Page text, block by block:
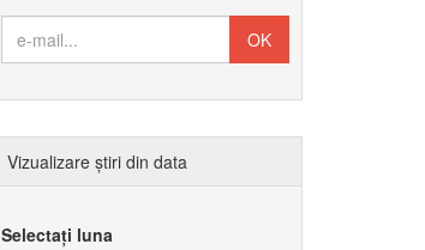
Vizualizare știri din data
Selectați luna